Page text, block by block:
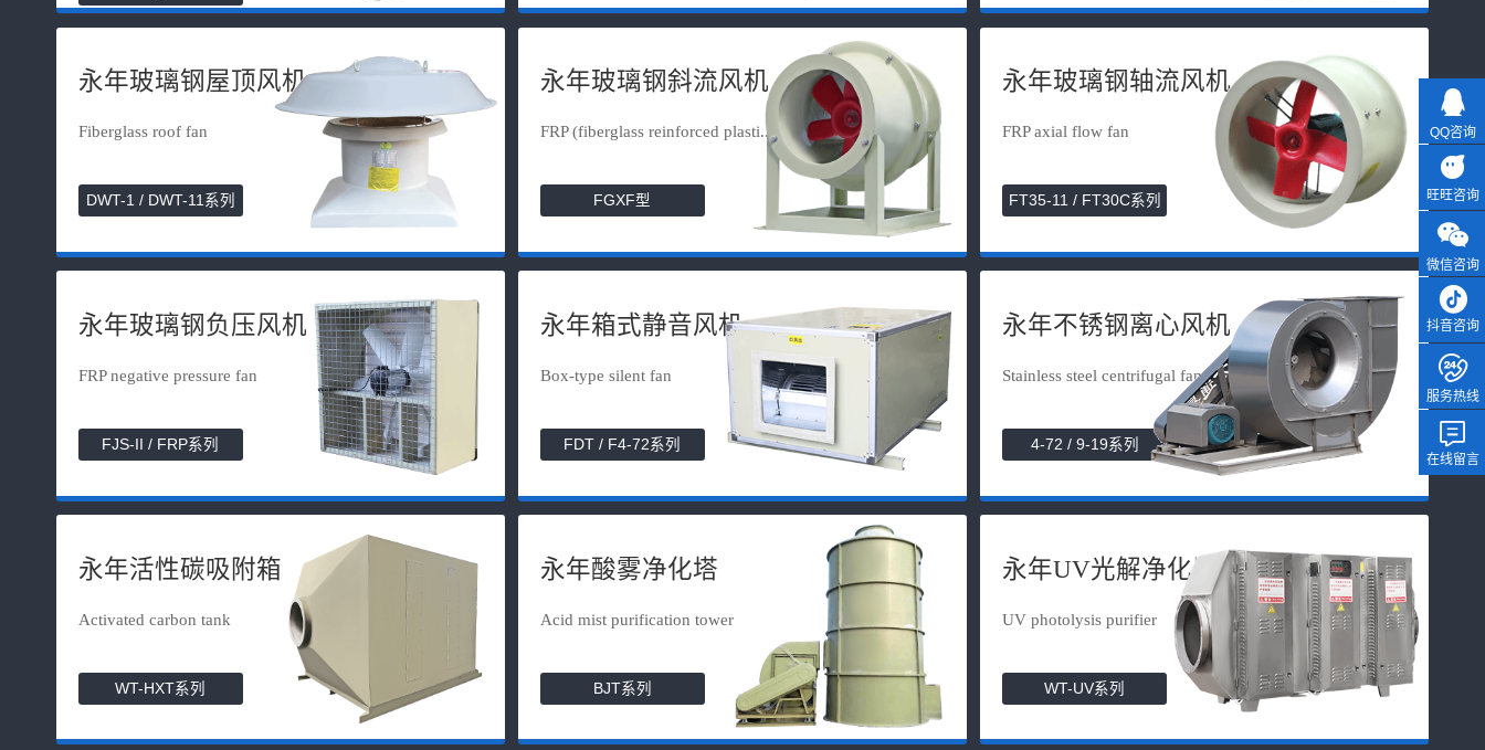
永年玻璃钢屋顶风机
Fiberglass roof fan
DWT-1 / DWT-11系列
永年玻璃钢斜流风机
FRP (fiberglass reinforced plasti...
FGXF型
永年玻璃钢轴流风机
FRP axial flow fan
FT35-11 / FT30C系列
永年玻璃钢负压风机
FRP negative pressure fan
FJS-II / FRP系列
永年箱式静音风机
Box-type silent fan
FDT / F4-72系列
永年不锈钢离心风机
Stainless steel centrifugal fan
4-72 / 9-19系列
永年活性碳吸附箱
Activated carbon tank
WT-HXT系列
永年酸雾净化塔
Acid mist purification tower
BJT系列
永年UV光解净化器
UV photolysis purifier
WT-UV系列
QQ咨询
旺旺咨询
微信咨询
抖音咨询
服务热线
在线留言